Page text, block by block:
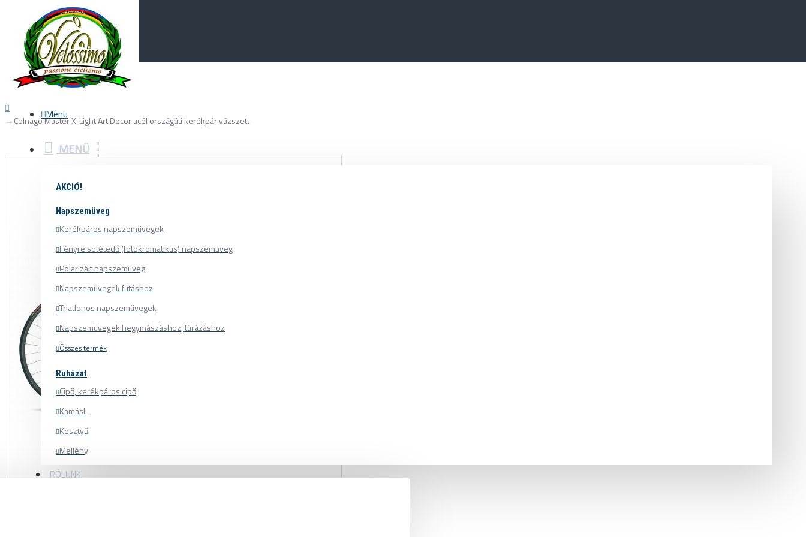
Menu
Your Cart
Menu
MENÜ
AKCIÓ!
Napszemüveg
Kerékpáros napszemüvegek
Fényre sötétedő (fotokromatikus) napszemüveg
Polarizált napszemüveg
Napszemüvegek futáshoz
Triatlonos napszemüvegek
Napszemüvegek hegymászáshoz, túrázáshoz
Összes termék
Ruházat
Cipő, kerékpáros cipő
Kamásli
Kesztyű
Mellény
Mez
RÓLUNK
Colnago Master X-Light Art Decor acél országúti kerékpár vázszett